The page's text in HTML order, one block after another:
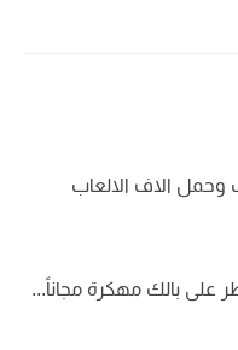
وحمل الاف الالعاب
على بالك مهكرة مجاناً...